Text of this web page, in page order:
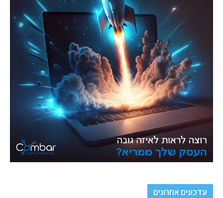
עדכונים אחרונים